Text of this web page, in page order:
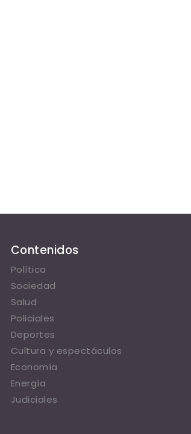
Contenidos
Política
Sociedad
Salud
Policiales
Deportes
Cultura y espectáculos
Economía
Energía
Judiciales